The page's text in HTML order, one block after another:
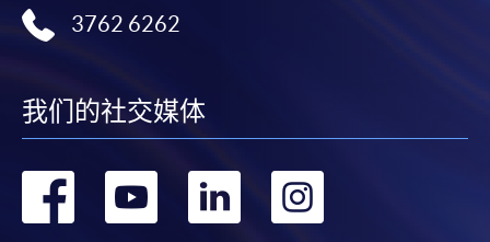
3762 6262
我们的社交媒体
转 转 转 转